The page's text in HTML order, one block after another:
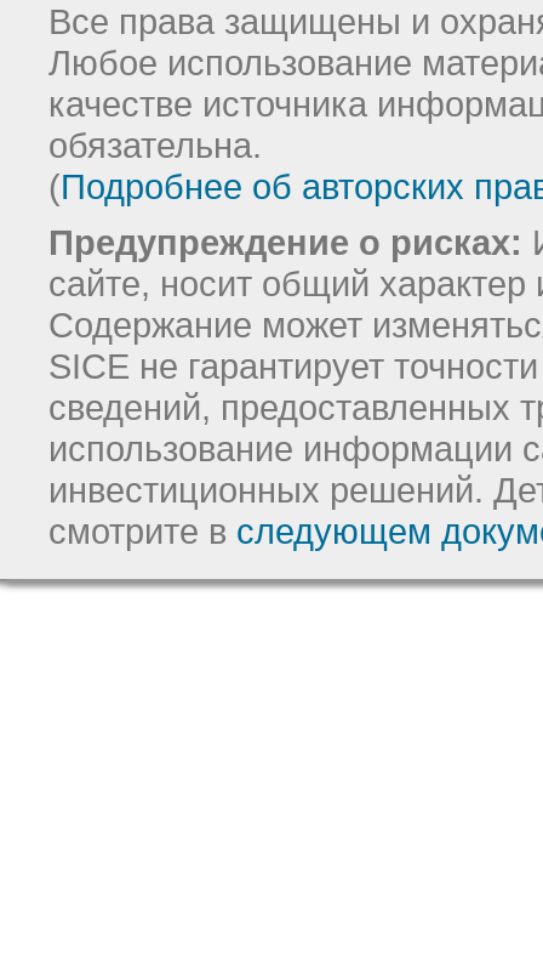
Все права защищены и
Любое использование
качестве источника
обязательна.
(Подробнее об авторских
Предупреждение о рисках:
сайте, носит общий
Содержание может
SICE не гарантирует
сведений, предоставленных
использование информации
инвестиционных решений.
смотрите в следующем